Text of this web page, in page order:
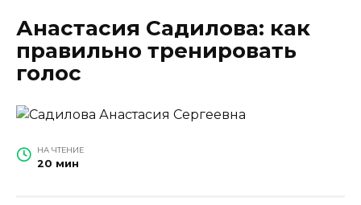
Анастасия Садилова: как
правильно тренировать
голос
НА ЧТЕНИЕ
20 мин